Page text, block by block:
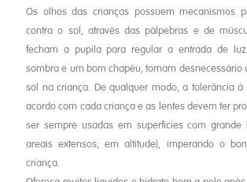
Os olhos das crianças possuem mecanismos
contra o sol, através das pálpebras e de
fecham a pupila para regular a entrada de
sombra e um bom chapéu, tornam desnecessário
sol na criança. De qualquer modo, a tolerância
acordo com cada criança e as lentes devem ter
ser sempre usadas em superfícies com grande
areais extensos; em altitude), imperando o
criança.